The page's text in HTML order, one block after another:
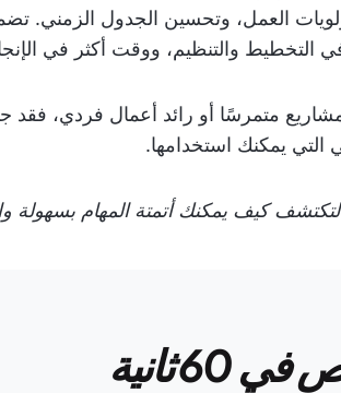
العمل، وتحسين الجدول الزمني.
والتنظيم، ووقت أكثر في
التي يمكنك استخدامها.
لتكتشف كيف يمكنك أتمتة المهام
ثانية